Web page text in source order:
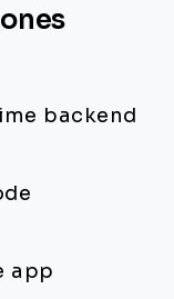
backend
app